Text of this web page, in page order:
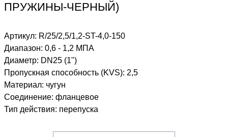
ПРУЖИНЫ-ЧЕРНЫЙ)
Артикул: R/25/2,5/1,2-ST-4,0-150
Диапазон: 0,6 - 1,2 МПА
Диаметр: DN25 (1")
Пропускная способность (KVS): 2,5
Материал: чугун
Соединение: фланцевое
Тип действия: перепуска